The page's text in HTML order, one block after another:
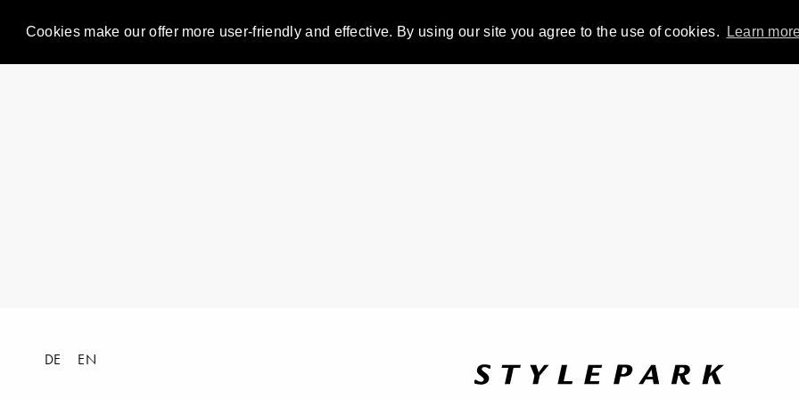
Cookies make our offer more user-friendly and effective. By using our site you agree to the use of cookies. Learn
DE EN